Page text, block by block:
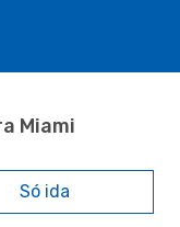
Miami
Só ida